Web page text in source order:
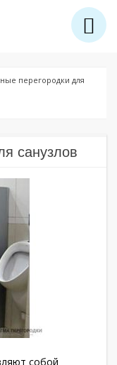
перегородки для
санузлов
собой